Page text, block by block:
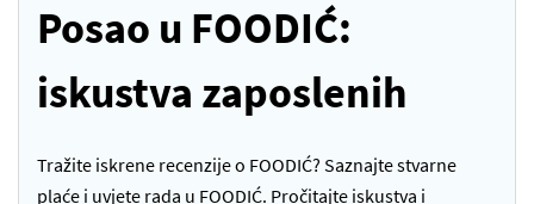
Posao u FOODIĆ:
iskustva zaposlenih
Tražite iskrene recenzije o FOODIĆ? Saznajte stvarne
plaće i uvjete rada u FOODIĆ. Pročitajte iskustva i